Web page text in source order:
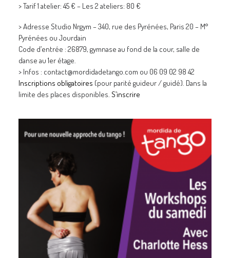
> Tarif 1 atelier: 45 € – Les 2 ateliers: 80 €
> Adresse Studio Nrgym – 340, rue des Pyrénées, Paris 20 – M°
Pyrénées ou Jourdain
Code d’entrée : 26879, gymnase au fond de la cour, salle de
danse au 1er étage.
> Infos : contact@mordidadetango.com ou 06 09 02 98 42
Inscriptions obligatoires (pour parité guideur / guidé). Dans la
limite des places disponibles. S’inscrire